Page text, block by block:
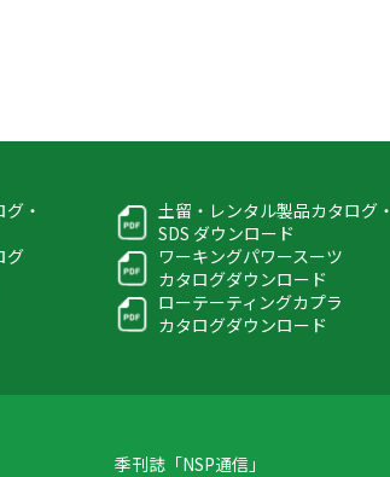
・
土留・レンタル製品カタログ・
SDS ダウンロード
グ
ワーキングパワースーツ
カタログダウンロード
ローテーティングカプラ
カタログダウンロード
季刊誌「NSP通信」